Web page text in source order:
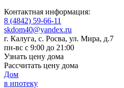
Контактная информация:
8 (4842) 59-66-11
skdom40@yandex.ru
г. Калуга, с. Росва, ул. Мира, д.7
пн-вс с 9:00 до 21:00
Узнать цену дома
Рассчитать цену дома
Дом
в ипотеку